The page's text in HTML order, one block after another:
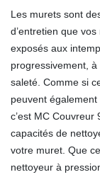
Les murets sont
d’entretien que
exposés aux
progressivement,
saleté. Comme si
peuvent également
c’est MC
capacités de
votre muret. Que
nettoyeur à